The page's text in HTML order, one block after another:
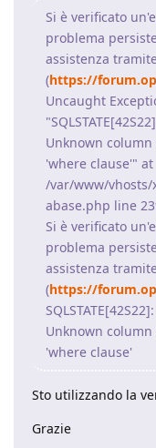
Si è verificato
problema
assistenza
(https://
Uncaught
Unknown
'where clause'" at
/var/www/
abase.php line
Si è verificato
problema
assistenza
(https://
Unknown
'where clause'
Sto utilizzando la
Grazie